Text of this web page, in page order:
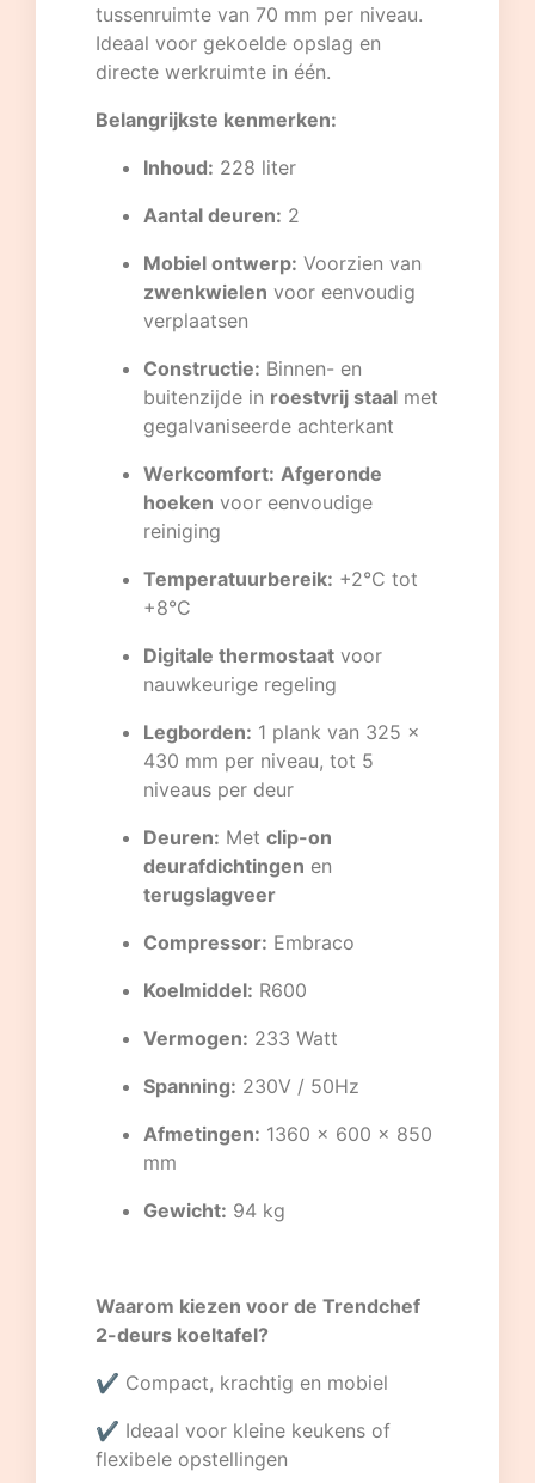
tussenruimte van 70 mm per niveau.
Ideaal voor gekoelde opslag en
directe werkruimte in één.
Belangrijkste kenmerken:
Inhoud: 228 liter
Aantal deuren: 2
Mobiel ontwerp: Voorzien van
zwenkwielen voor eenvoudig
verplaatsen
Constructie: Binnen- en
buitenzijde in roestvrij staal met
gegalvaniseerde achterkant
Werkcomfort: Afgeronde
hoeken voor eenvoudige
reiniging
Temperatuurbereik: +2°C tot
+8°C
Digitale thermostaat voor
nauwkeurige regeling
Legborden: 1 plank van 325 x
430 mm per niveau, tot 5
niveaus per deur
Deuren: Met clip-on
deurafdichtingen en
terugslagveer
Compressor: Embraco
Koelmiddel: R600
Vermogen: 233 Watt
Spanning: 230V / 50Hz
Afmetingen: 1360 x 600 x 850
mm
Gewicht: 94 kg
Waarom kiezen voor de Trendchef
2-deurs koeltafel?
✔ Compact, krachtig en mobiel
✔ Ideaal voor kleine keukens of
flexibele opstellingen